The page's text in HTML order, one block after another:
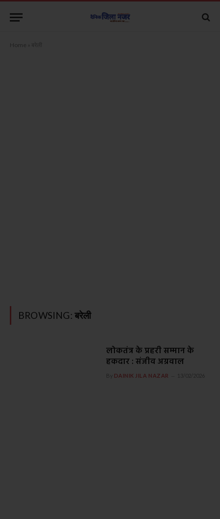
Home
BROWSING: बरेली
लोकतंत्र के प्रहरी सम्मान के
हकदार : संजीव अग्रवाल
By DAINIK JILA NAZAR 13/02/2026